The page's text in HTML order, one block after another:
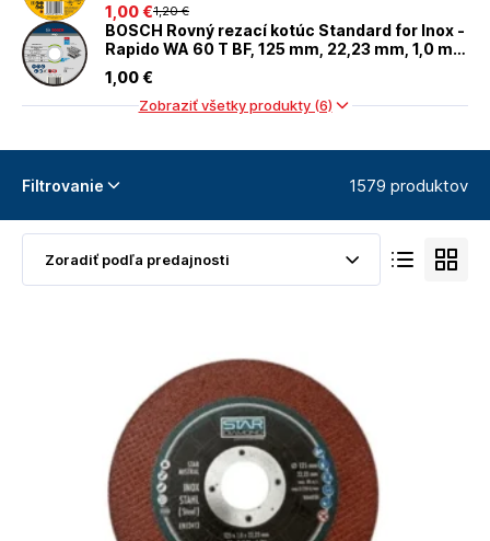
1,20 €
1 ,00 €
BOSCH Rovný rezací kotúc Standard for Inox -
Rapido WA 60 T BF, 125 mm, 22,23 mm, 1,0 mm
- 2608603171
1 ,00 €
Zobraziť všetky produkty (6)
Filtrovanie 1579 produktov